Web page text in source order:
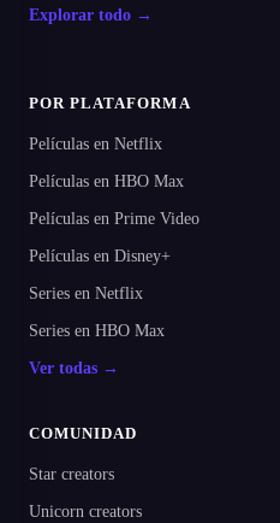
Explorar todo →
POR PLATAFORMA
Películas en Netflix
Películas en HBO Max
Películas en Prime Video
Películas en Disney+
Series en Netflix
Series en HBO Max
Ver todas →
COMUNIDAD
Star creators
Unicorn creators